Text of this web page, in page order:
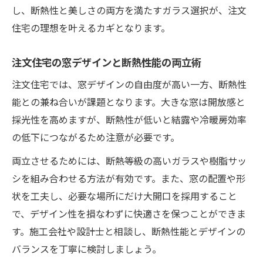
し、断熱性と美しさの両方を満たすガラス選択が、注文
住宅の理想を叶えるカギとなります。
注文住宅の窓デザインと断熱性能の両立術
注文住宅では、窓デザインの自由度が高い一方、断熱性
能との兼ね合いが課題となります。大きな窓は開放感と
採光性を高めますが、断熱性が低いと結露や冷暖房効率
の低下につながるため注意が必要です。
両立させるためには、断熱等級の高いガラスや樹脂サッ
シを組み合わせる方法が有効です。また、窓の配置や形
状を工夫し、必要な場所にだけ大開口を採用すること
で、デザイン性を損なわずに快適さを保つことができま
す。施工会社や設計士と相談し、断熱性能とデザインの
バランスを丁寧に検討しましょう。